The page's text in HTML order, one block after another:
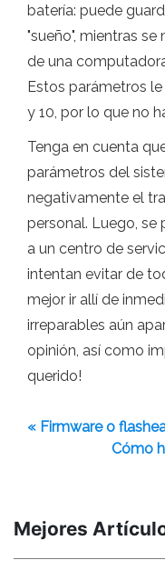
batería: puede
"sueño", mientras
de una
Estos parámetros
y 10, por lo que no
Tenga en cuenta
parámetros del
negativamente el
personal. Luego, se
a un centro de
intentan evitar de
mejor ir allí de
irreparables aún
opinión, así como
querido!
« Firmware o
Cómo
Mejores